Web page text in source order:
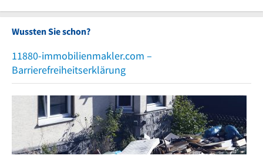
Wussten Sie schon?
11880-immobilienmakler.com –
Barrierefreiheitserklärung